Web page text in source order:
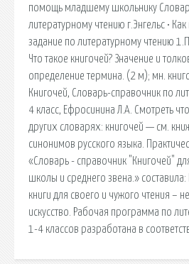
помощь младшему школьнику
литературному чтению г.Энгельс •
задание по литературному чтению
Что такое книгочей? Значение и
определение термина. (2 м); мн.
Книгочей, Словарь-справочник по
4 класс, Ефросинина Л.А. Смотреть
других словарях: книгочей — см.
синонимов русского языка.
«Словарь - справочник "Книгочей"
школы и среднего звена.»
книги для своего и чужого чтения –
искусство. Рабочая программа по
1-4 классов разработана в